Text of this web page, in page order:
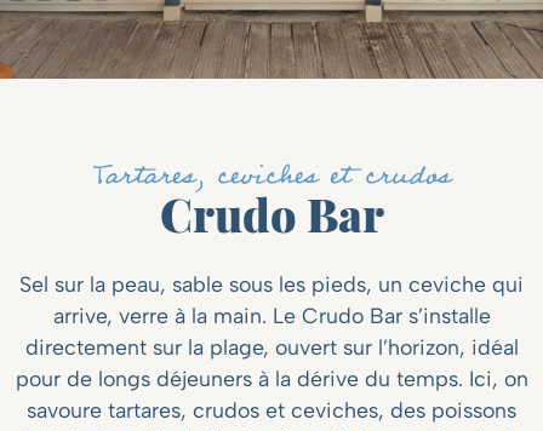
Tartares, ceviches et crudos
Crudo Bar
Sel sur la peau, sable sous les pieds, un ceviche qui
arrive, verre à la main. Le Crudo Bar s’installe
directement sur la plage, ouvert sur l’horizon, idéal
pour de longs déjeuners à la dérive du temps. Ici, on
savoure tartares, crudos et ceviches, des poissons